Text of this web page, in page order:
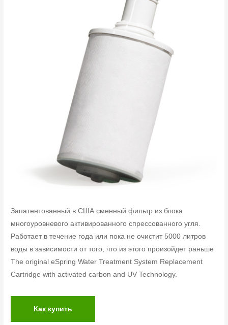
Запатентованный в США сменный фильтр из блока
многоуровневого активированного спрессованного угля.
Работает в течение года или пока не очистит 5000 литров
воды в зависимости от того, что из этого произойдет раньше
The original eSpring Water Treatment System Replacement
Cartridge with activated carbon and UV Technology.
Как купить